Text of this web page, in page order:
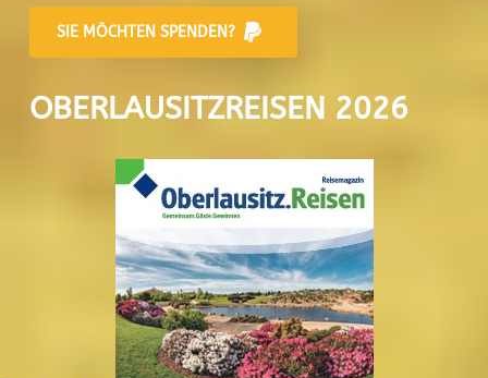
SIE MÖCHTEN SPENDEN?
OBERLAUSITZREISEN 2026